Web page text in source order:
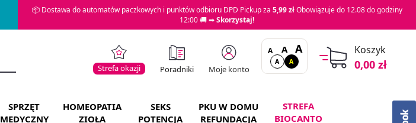
📦 Dostawa do automatów paczkowych i punktów odbioru DPD Pickup za 5,99 złObowiązuje do 12.08 do godziny
12:00 🚚 ➡Skorzystaj!
Strefa okazji Poradniki Moje konto
A A A
A A
Koszyk
0,00 zł
SPRZĘT
MEDYCZNY
HOMEOPATIA
ZIOŁA
SEKS
POTENCJA
PKU W DOMU
REFUNDACJA
STREFA
BIOCANTO